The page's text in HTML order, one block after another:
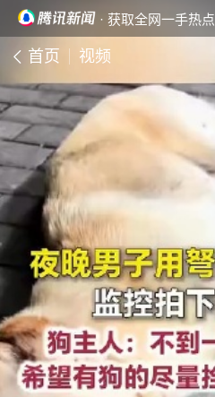
· 获取全网一手热点
首页 视频